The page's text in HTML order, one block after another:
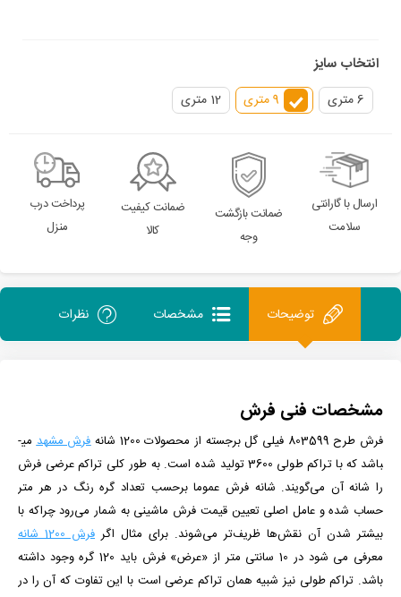
انتخاب سایز
6 متری 9 متری 12 متری
ارسال با گارانتی
سلامت
ضمانت بازگشت
وجه
ضمانت کیفیت
کالا
پرداخت درب
منزل
توضیحات مشخصات نظرات
مشخصات فنی فرش
فرش طرح 803599 فیلی گل برجسته از محصولات 1200 شانه فرش مشهدمی­
باشد که با تراکم طولی 3600 تولید شده است.
به طور کلی تراکم عرضی فرش
را شانه آن می‌گویند. شانه فرش عموما برحسب تعداد گره رنگ در هر متر
حساب شده و عامل اصلی تعیین قیمت فرش ماشینی به شمار می‌رود چراکه با
بیشتر شدن آن نقش‌ها ظریف‌تر می‌شوند. برای مثال اگر فرش 1200 شانه
معرفی می شود در 10 سانتی متر از «عرض» فرش باید 120 گره وجود داشته
باشد. تراکم طولی نیز شبیه همان تراکم عرضی است با این تفاوت که آن را در